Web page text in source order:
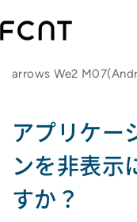
arrows We2
アプリケー
ンを非表示
すか？